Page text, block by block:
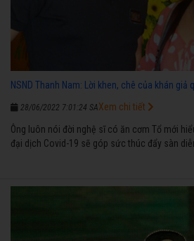
NSND Thanh Nam: Lời khen, chê của khán giả
28/06/2022 7:01:24 SA
Ông luôn nói đời nghệ sĩ có ăn cơm Tổ mới
đại dịch Covid-19 sẽ góp sức thúc đẩy sàn
Xem chi tiết